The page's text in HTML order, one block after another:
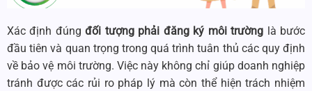
Xác định đúngđối tượng phải đăng ký môi trường là bước
đầu tiên và quan trọng trong quá trình tuân thủ các quy định
về bảo vệ môi trường. Việc này không chỉ giúp doanh nghiệp
tránh được các rủi ro pháp lý mà còn thể hiện trách nhiệm